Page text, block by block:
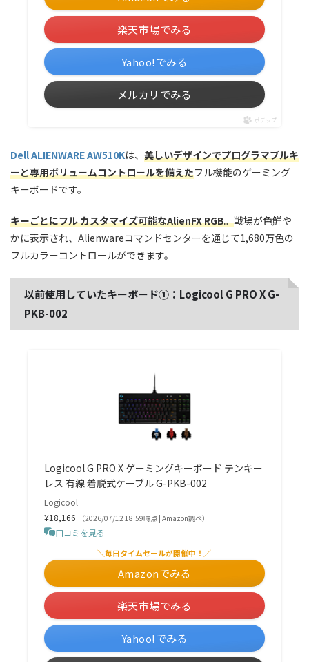
楽天市場でみる
Yahoo!でみる
メルカリでみる
ポチップ
Dell ALIENWARE AW510Kは、 美しいデザインでプログラマブルキ
ーと専用ボリュームコントロールを備えたフル機能のゲーミング
キーボードです。
キーごとにフル カスタマイズ可能なAlienFX RGB。戦場が色鮮や
かに表示され、Alienwareコマンドセンターを通じて1,680万色の
フルカラーコントロールができます。
以前使用していたキーボード①：Logicool G PRO X G-
PKB-002
Logicool G PRO X ゲーミングキーボード テンキー
レス 有線 着脱式ケーブル G-PKB-002
Logicool
¥18,166
（2026/07/12 18:59時点 | Amazon調べ）
口コミを見る
＼毎日タイムセールが開催中！／
Amazonでみる
楽天市場でみる
Yahoo!でみる